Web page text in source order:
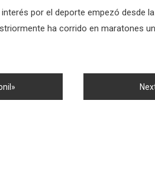
interés por el deporte empezó desde
ha corrido en maratones